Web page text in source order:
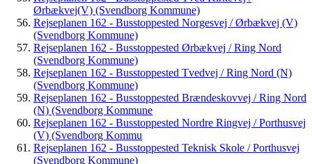
Ørbækvej(V) (Svendborg Kommune)
Rejseplanen 162 - Busstoppested Norgesvej / Ørbækvej (V)
(Svendborg Kommune)
Rejseplanen 162 - Busstoppested Ørbækvej / Ring Nord
(Svendborg Kommune)
Rejseplanen 162 - Busstoppested Tvedvej / Ring Nord (N)
(Svendborg Kommune)
Rejseplanen 162 - Busstoppested Brændeskovvej / Ring Nord
(N) (Svendborg Kommune
Rejseplanen 162 - Busstoppested Nordre Ringvej / Porthusvej
(V) (Svendborg Kommu
Rejseplanen 162 - Busstoppested Teknisk Skole / Porthusvej
(Svendborg Kommune)